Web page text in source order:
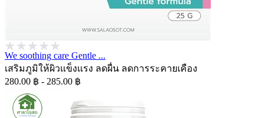
We soothing care Gentle ...
เสริมภูมิให้ผิวแข็งแรง ลดผื่น ลดการระคายเคือง
280.00 ฿ - 285.00 ฿